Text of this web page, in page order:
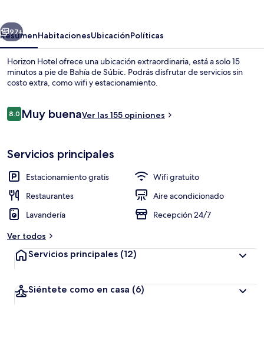
Siguiente
97+
ResumenHabitacionesUbicaciónPolíticas
Horizon Hotel ofrece una ubicación extraordinaria, está a solo 15
minutos a pie de Bahía de Súbic. Podrás disfrutar de servicios sin
costo extra, como wifi y estacionamiento.
Opiniones
8.08.0 de 10,
Muy buenaVer las 155 opiniones
Servicios principales
Estacionamiento gratis
Wifi gratuito
Restaurantes
Aire acondicionado
Lavandería
Recepción 24/7
Ver todos
Servicios principales (12)
Siéntete como en casa (6)